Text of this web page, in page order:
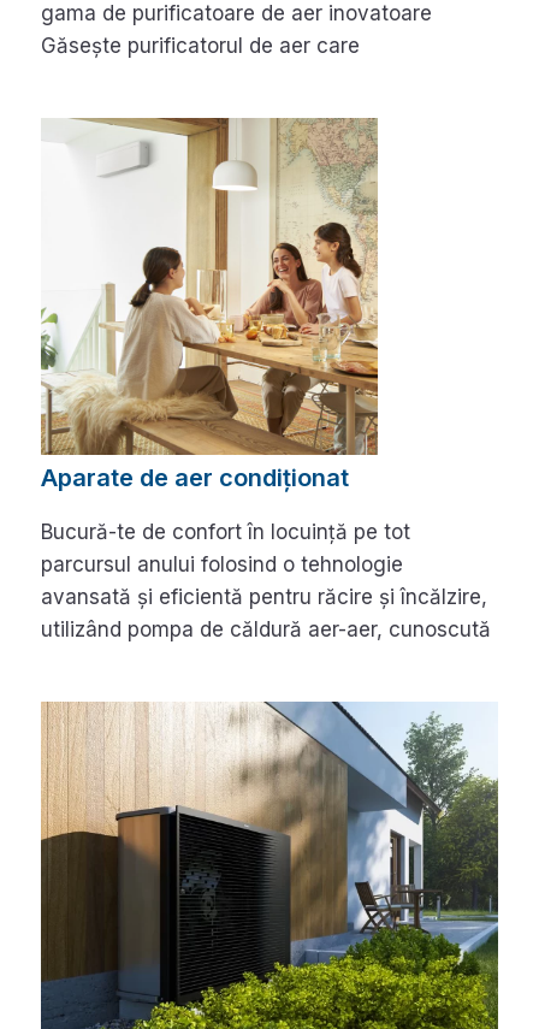
gama de purificatoare de aer inovatoare
Găsește purificatorul de aer care
Aparate de aer condiționat
Bucură-te de confort în locuință pe tot
parcursul anului folosind o tehnologie
avansată și eficientă pentru răcire și încălzire,
utilizând pompa de căldură aer-aer, cunoscută